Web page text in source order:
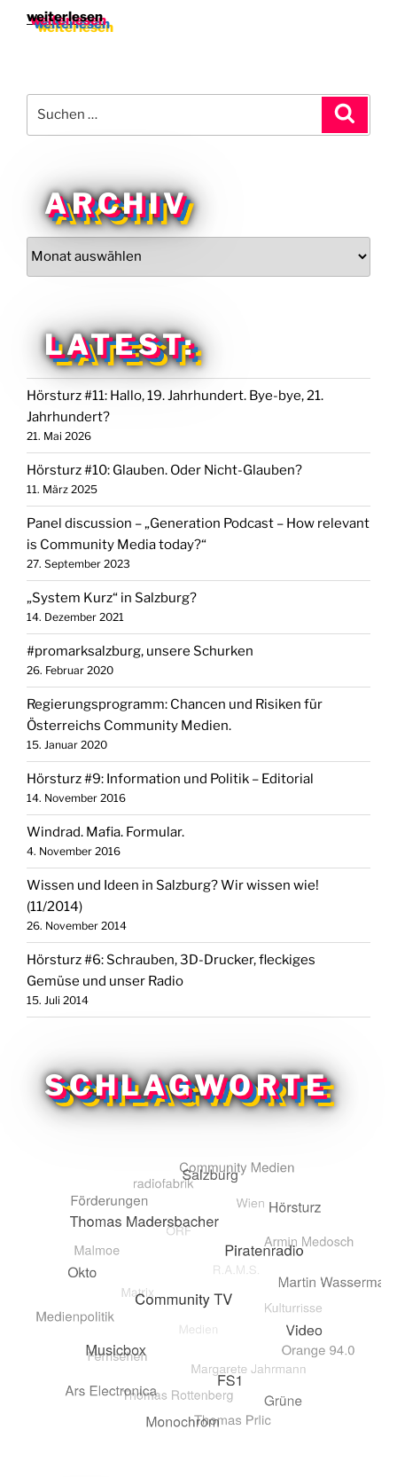
„On
Sale:
Selbstdemontage
(skug
weiterlesen
nach:
ARCHIV
Archiv
LATEST:
Hörsturz #11: Hallo, 19. Jahrhundert. Bye-bye, 21.
Jahrhundert?
21. Mai 2026
Hörsturz #10: Glauben. Oder Nicht-Glauben?
11. März 2025
Panel discussion – „Generation Podcast – How relevant
is Community Media today?“
27. September 2023
„System Kurz“ in Salzburg?
14. Dezember 2021
#promarksalzburg, unsere Schurken
26. Februar 2020
Regierungsprogramm: Chancen und Risiken für
Österreichs Community Medien.
15. Januar 2020
Hörsturz #9: Information und Politik – Editorial
14. November 2016
Windrad. Mafia. Formular.
4. November 2016
Wissen und Ideen in Salzburg? Wir wissen wie!
(11/2014)
26. November 2014
Hörsturz #6: Schrauben, 3D-Drucker, fleckiges
Gemüse und unser Radio
15. Juli 2014
SCHLAGWORTE